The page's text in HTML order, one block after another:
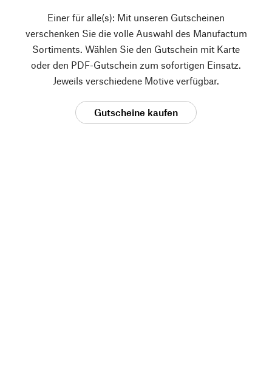
Einer für alle(s): Mit unseren Gutscheinen
verschenken Sie die volle Auswahl des Manufactum
Sortiments. Wählen Sie den Gutschein mit Karte
oder den PDF-Gutschein zum sofortigen Einsatz.
Jeweils verschiedene Motive verfügbar.
Gutscheine kaufen